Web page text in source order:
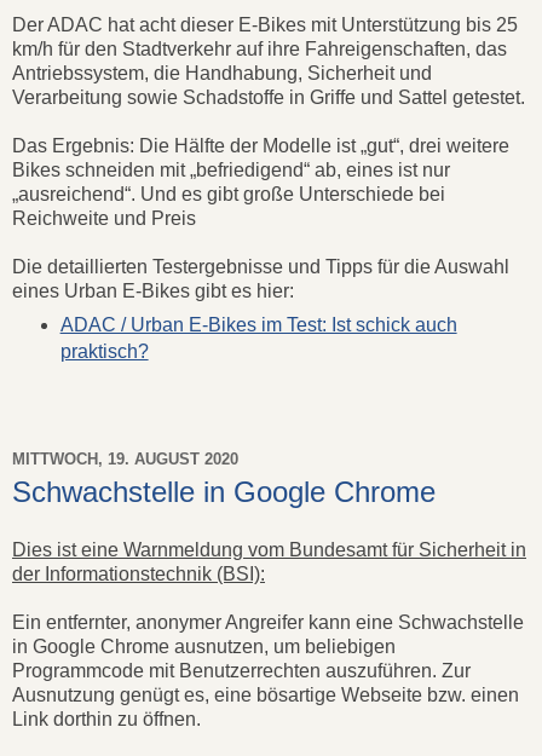
Der ADAC hat acht dieser E-Bikes mit Unterstützung bis 25
km/h für den Stadtverkehr auf ihre Fahreigenschaften, das
Antriebssystem, die Handhabung, Sicherheit und
Verarbeitung sowie Schadstoffe in Griffe und Sattel getestet.
Das Ergebnis: Die Hälfte der Modelle ist „gut“, drei weitere
Bikes schneiden mit „befriedigend“ ab, eines ist nur
„ausreichend“. Und es gibt große Unterschiede bei
Reichweite und Preis
Die detaillierten Testergebnisse und Tipps für die Auswahl
eines Urban E-Bikes gibt es hier:
ADAC / Urban E-Bikes im Test: Ist schick auch
praktisch?
MITTWOCH, 19. AUGUST 2020
Schwachstelle in Google Chrome
Dies ist eine Warnmeldung vom Bundesamt für Sicherheit in
der Informationstechnik (BSI):
Ein entfernter, anonymer Angreifer kann eine Schwachstelle
in Google Chrome ausnutzen, um beliebigen
Programmcode mit Benutzerrechten auszuführen. Zur
Ausnutzung genügt es, eine bösartige Webseite bzw. einen
Link dorthin zu öffnen.